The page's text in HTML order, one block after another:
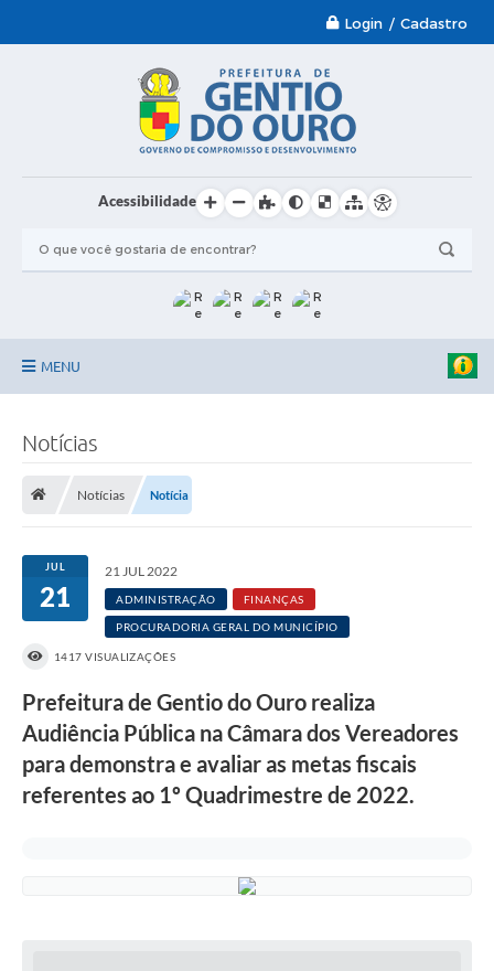
Login / Cadastro
Acessibilidade
MENU
Nossa Cidade
Contato
Arquivos para Download
Carta de Serviços
Notícias
Notícias Notícia
JUL
21
21 JUL 2022
ADMINISTRAÇÃO FINANÇAS
PROCURADORIA GERAL DO MUNICÍPIO
1417 VISUALIZAÇÕES
Prefeitura de Gentio do Ouro realiza
Audiência Pública na Câmara dos Vereadores
para demonstra e avaliar as metas fiscais
referentes ao 1º Quadrimestre de 2022.